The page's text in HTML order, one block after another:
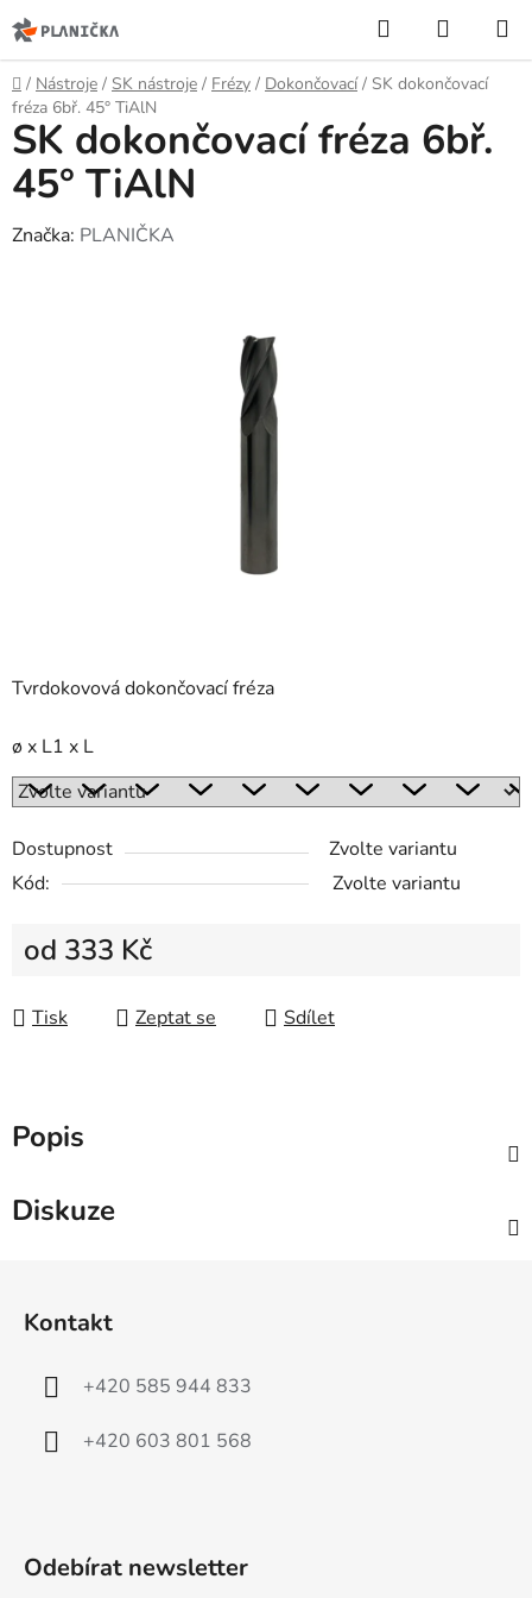
Přejít
na
obsah
Hledat
KOŠÍK
Domů
/ Nástroje / SK nástroje / Frézy / Dokončovací / SK dokončovací
fréza 6bř. 45° TiAlN
Tvrdokovová dokončovací fréza
ø x L1 x L
Dostupnost
Zvolte variantu
Kód:
Zvolte variantu
od 333 Kč
Tisk
Zeptat se Sdílet
SK dokončovací fréza 6bř.
45° TiAlN
Značka: PLANIČKA
Popis
Diskuze
Kontakt
+420 585 944 833
+420 603 801 568
Odebírat newsletter